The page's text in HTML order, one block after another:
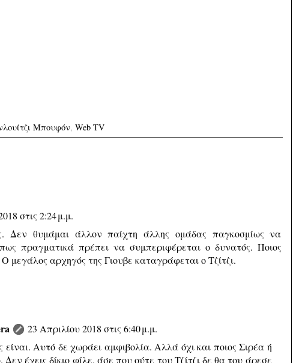
Μπουφόν, Web TV
στις 2:24 μ.μ.
Δεν θυμάμαι άλλον παίχτη άλλης ομάδας παγκοσμίως να
πραγματικά πρέπει να συμπεριφέρεται ο δυνατός. Ποιος
μεγάλος αρχηγός της Γιουβε καταγράφεται ο Τζίτζι.
23 Απριλίου 2018 στις 6:40 μ.μ.
Αυτό δε χωράει αμφιβολία. Αλλά όχι και ποιος Σιρέα ή
Δεν έχεις δίκιο φίλε, άσε που ούτε του Τζίτζι δε θα του άρεσε